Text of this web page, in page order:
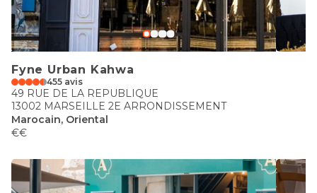
Fyne Urban Kahwa
455 avis
49 RUE DE LA REPUBLIQUE
13002 MARSEILLE 2E ARRONDISSEMENT
Marocain, Oriental
€€